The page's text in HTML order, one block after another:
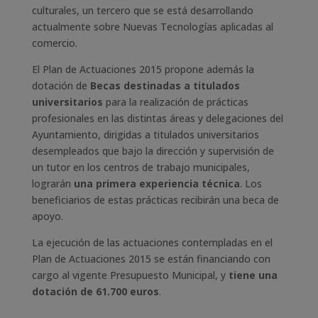
culturales, un tercero que se está desarrollando
actualmente sobre Nuevas Tecnologías aplicadas al
comercio.
El Plan de Actuaciones 2015 propone además la
dotación de Becas destinadas a titulados
universitarios para la realización de prácticas
profesionales en las distintas áreas y delegaciones del
Ayuntamiento, dirigidas a titulados universitarios
desempleados que bajo la dirección y supervisión de
un tutor en los centros de trabajo municipales,
lograrán una primera experiencia técnica. Los
beneficiarios de estas prácticas recibirán una beca de
apoyo.
La ejecución de las actuaciones contempladas en el
Plan de Actuaciones 2015 se están financiando con
cargo al vigente Presupuesto Municipal, ytiene una
dotación de 61.700 euros.